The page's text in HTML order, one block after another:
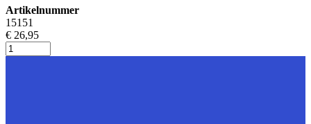
Artikelnummer
15151
€ 26,95